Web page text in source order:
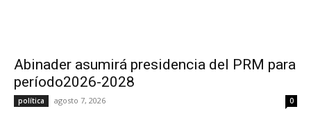
Abinader asumirá presidencia del PRM para
período2026-2028
política agosto 7, 2026 0